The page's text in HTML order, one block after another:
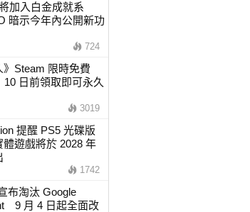
加入白金成就系
示今年內公開新功
724
》Steam 限時免費
日前領取即可永久
3019
提醒 PS5 光碟版
遊戲將於 2028 年
1742
布淘汰 Google
9 月 4 日起全面改